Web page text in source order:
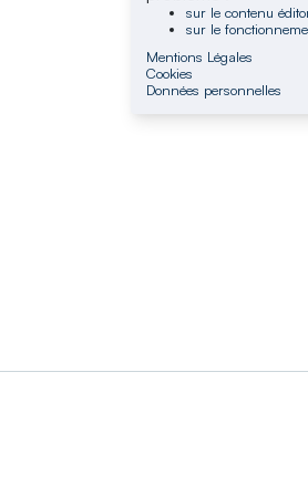
sur le contenu
sur le
Mentions Légales
Cookies
Données personnelles